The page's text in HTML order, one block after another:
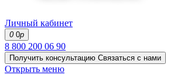
Личный кабинет
0 0р
8 800 200 06 90
Получить консультацию Связаться с нами
Открыть меню